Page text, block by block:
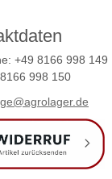
+49 8166 998 149
998 150